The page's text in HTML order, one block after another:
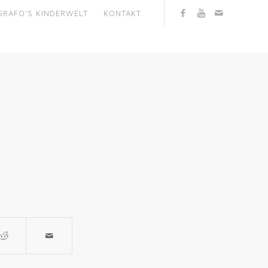
KINDERWELT KONTAKT